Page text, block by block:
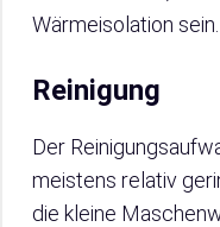
Wärmeisolation sein.
Reinigung
Der
meistens relativ
die kleine